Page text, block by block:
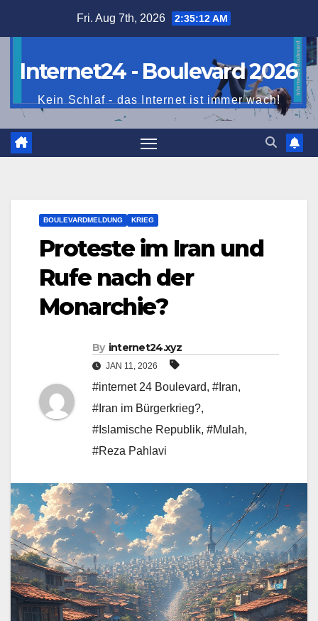
Fri. Aug 7th, 2026 2:35:14 AM
Internet24 - Boulevard 2026
Kein Schlaf - das Internet ist immer wach!
BOULEVARDMELDUNG KRIEG
Proteste im Iran und
Rufe nach der
Monarchie?
By internet24.xyz
JAN 11, 2026
#internet 24 Boulevard, #Iran,
#Iran im Bürgerkrieg?,
#Islamische Republik, #Mulah,
#Reza Pahlavi